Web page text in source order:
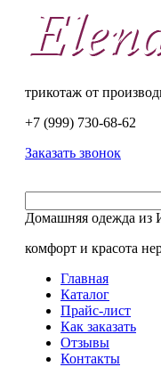
трикотаж от
+7 (999) 730-68-62
Заказать звонок
Домашняя одежда из
комфорт и красота
Главная
Каталог
Прайс-лист
Как заказать
Отзывы
Контакты